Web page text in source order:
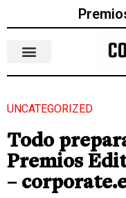
UNCATEGORIZED
Todo
Premios
–